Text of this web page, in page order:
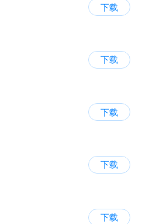
下载
下载
下载
下载
下载